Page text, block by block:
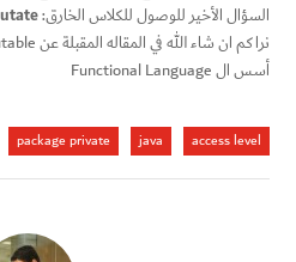
السؤال الأخير للوصول للكلاس الخارق:
أسس ال Functional Language
access level
java
package private